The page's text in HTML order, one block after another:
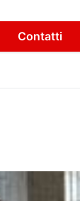
Contatti